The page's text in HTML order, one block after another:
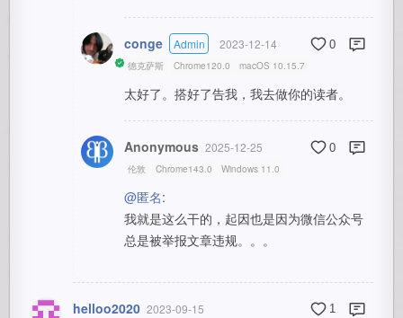
conge Admin 2023-12-14 0
德克萨斯 Chrome120.0 macOS 10.15.7
太好了。搭好了告我，我去做你的读者。
Anonymous 2025-12-25 0
伦敦 Chrome143.0 Windows 11.0
@匿名:
我就是这么干的，起因也是因为微信公众号
总是被举报文章违规。。。
helloo2020 2023-09-15 1